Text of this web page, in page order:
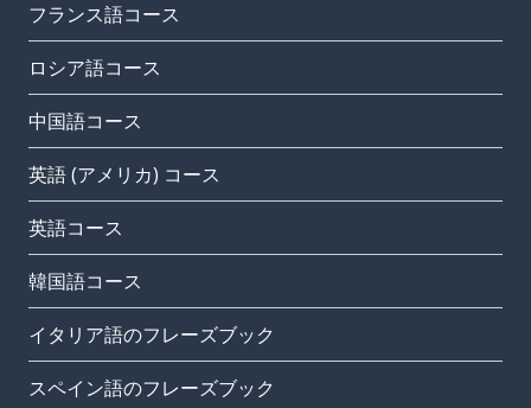
フランス語コース
ロシア語コース
中国語コース
英語 (アメリカ) コース
英語コース
韓国語コース
イタリア語のフレーズブック
スペイン語のフレーズブック